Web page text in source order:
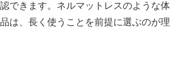
できます。ネルマットレスのような体
は、長く使うことを前提に選ぶのが理